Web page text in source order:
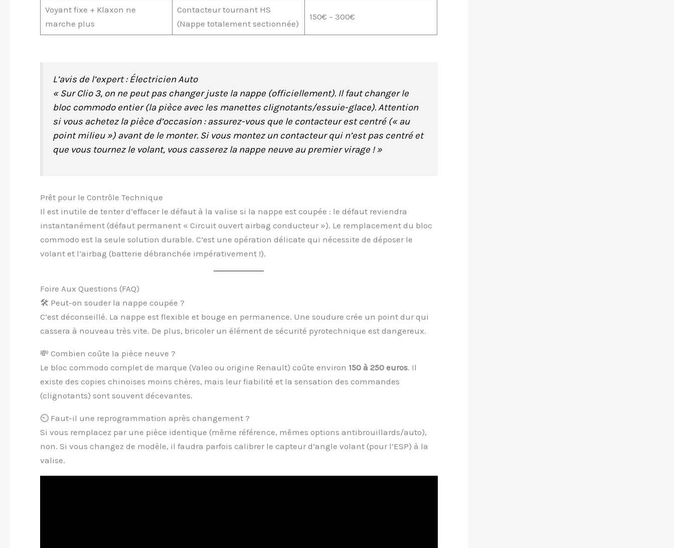
Voyant fixe + Klaxon ne
marche plus
Contacteur tournant HS
(Nappe totalement sectionnée)
150€ – 300€
L’avis de l’expert : Électricien Auto
« Sur Clio 3, on ne peut pas changer juste la nappe (officiellement). Il faut changer le
bloc commodo entier (la pièce avec les manettes clignotants/essuie-glace). Attention
si vous achetez la pièce d’occasion : assurez-vous que le contacteur est centré (« au
point milieu ») avant de le monter. Si vous montez un contacteur qui n’est pas centré et
que vous tournez le volant, vous casserez la nappe neuve au premier virage ! »
Prêt pour le Contrôle Technique
Il est inutile de tenter d’effacer le défaut à la valise si la nappe est coupée : le défaut reviendra
instantanément (défaut permanent « Circuit ouvert airbag conducteur »). Le remplacement du bloc
commodo est la seule solution durable. C’est une opération délicate qui nécessite de déposer le
volant et l’airbag (batterie débranchée impérativement !).
Foire Aux Questions (FAQ)
🛠️ Peut-on souder la nappe coupée ?
C’est déconseillé. La nappe est flexible et bouge en permanence. Une soudure crée un point dur qui
cassera à nouveau très vite. De plus, bricoler un élément de sécurité pyrotechnique est dangereux.
💸 Combien coûte la pièce neuve ?
Le bloc commodo complet de marque (Valeo ou origine Renault) coûte environ 150 à 250 euros. Il
existe des copies chinoises moins chères, mais leur fiabilité et la sensation des commandes
(clignotants) sont souvent décevantes.
⏲️ Faut-il une reprogrammation après changement ?
Si vous remplacez par une pièce identique (même référence, mêmes options antibrouillards/auto),
non. Si vous changez de modèle, il faudra parfois calibrer le capteur d’angle volant (pour l’ESP) à la
valise.